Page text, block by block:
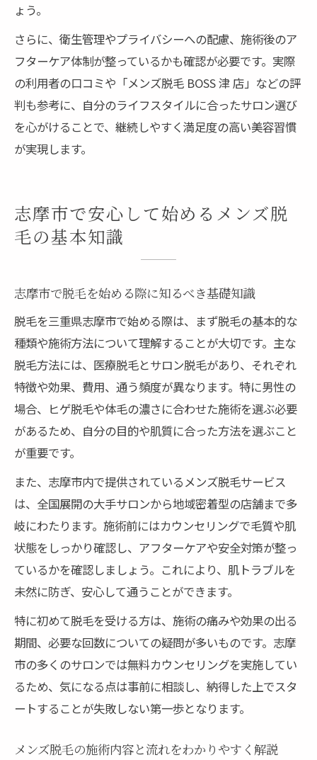
ょう。
さらに、衛生管理やプライバシーへの配慮、施術後のア
フターケア体制が整っているかも確認が必要です。実際
の利用者の口コミや「メンズ脱毛 BOSS 津 店」などの評
判も参考に、自分のライフスタイルに合ったサロン選び
を心がけることで、継続しやすく満足度の高い美容習慣
が実現します。
志摩市で安心して始めるメンズ脱
毛の基本知識
志摩市で脱毛を始める際に知るべき基礎知識
脱毛を三重県志摩市で始める際は、まず脱毛の基本的な
種類や施術方法について理解することが大切です。主な
脱毛方法には、医療脱毛とサロン脱毛があり、それぞれ
特徴や効果、費用、通う頻度が異なります。特に男性の
場合、ヒゲ脱毛や体毛の濃さに合わせた施術を選ぶ必要
があるため、自分の目的や肌質に合った方法を選ぶこと
が重要です。
また、志摩市内で提供されているメンズ脱毛サービス
は、全国展開の大手サロンから地域密着型の店舗まで多
岐にわたります。施術前にはカウンセリングで毛質や肌
状態をしっかり確認し、アフターケアや安全対策が整っ
ているかを確認しましょう。これにより、肌トラブルを
未然に防ぎ、安心して通うことができます。
特に初めて脱毛を受ける方は、施術の痛みや効果の出る
期間、必要な回数についての疑問が多いものです。志摩
市の多くのサロンでは無料カウンセリングを実施してい
るため、気になる点は事前に相談し、納得した上でスタ
ートすることが失敗しない第一歩となります。
メンズ脱毛の施術内容と流れをわかりやすく解説